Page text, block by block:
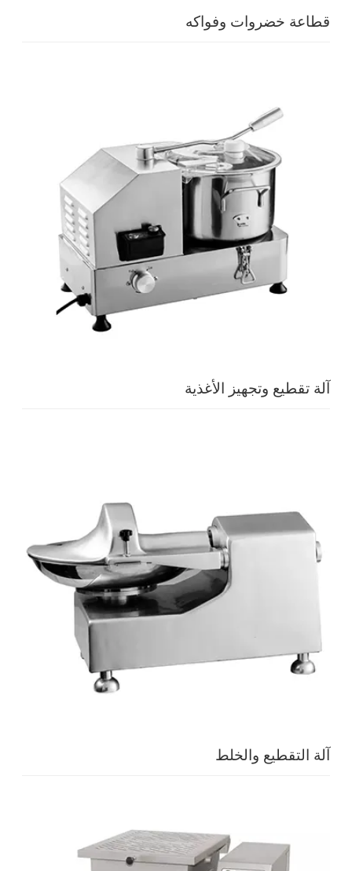
قطاعة خضروات وفواكه
آلة تقطيع وتجهيز الأغذية
آلة التقطيع والخلط